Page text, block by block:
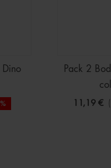
Pack 2
11,19 €